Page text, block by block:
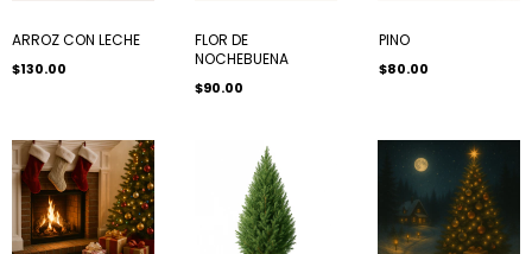
ARROZ CON LECHE
$130.00
FLOR DE
NOCHEBUENA
$90.00
PINO
$80.00